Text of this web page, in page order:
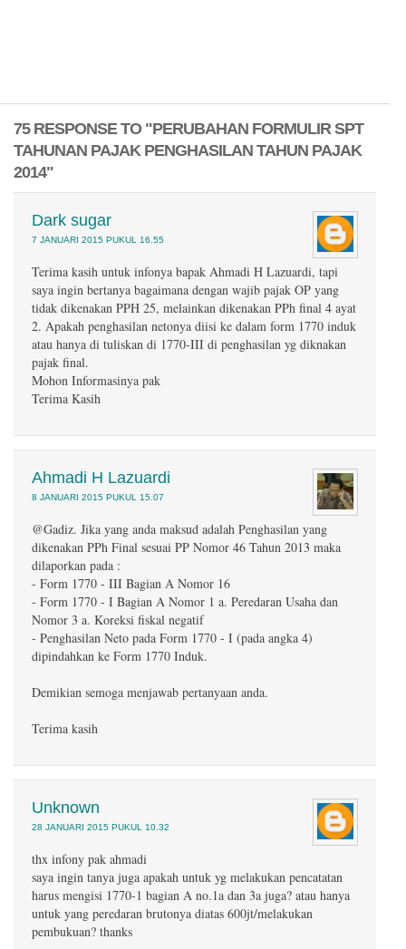
75 RESPONSE TO "PERUBAHAN FORMULIR SPT
TAHUNAN PAJAK PENGHASILAN TAHUN PAJAK
2014"
Dark sugar
7 JANUARI 2015 PUKUL 16.55
Terima kasih untuk infonya bapak Ahmadi H Lazuardi, tapi
saya ingin bertanya bagaimana dengan wajib pajak OP yang
tidak dikenakan PPH 25, melainkan dikenakan PPh final 4 ayat
2. Apakah penghasilan netonya diisi ke dalam form 1770 induk
atau hanya di tuliskan di 1770-III di penghasilan yg diknakan
pajak final.
Mohon Informasinya pak
Terima Kasih
Ahmadi H Lazuardi
8 JANUARI 2015 PUKUL 15.07
@Gadiz. Jika yang anda maksud adalah Penghasilan yang
dikenakan PPh Final sesuai PP Nomor 46 Tahun 2013 maka
dilaporkan pada :
- Form 1770 - III Bagian A Nomor 16
- Form 1770 - I Bagian A Nomor 1 a. Peredaran Usaha dan
Nomor 3 a. Koreksi fiskal negatif
- Penghasilan Neto pada Form 1770 - I (pada angka 4)
dipindahkan ke Form 1770 Induk.
Demikian semoga menjawab pertanyaan anda.
Terima kasih
Unknown
28 JANUARI 2015 PUKUL 10.32
thx infony pak ahmadi
saya ingin tanya juga apakah untuk yg melakukan pencatatan
harus mengisi 1770-1 bagian A no.1a dan 3a juga? atau hanya
untuk yang peredaran brutonya diatas 600jt/melakukan
pembukuan? thanks